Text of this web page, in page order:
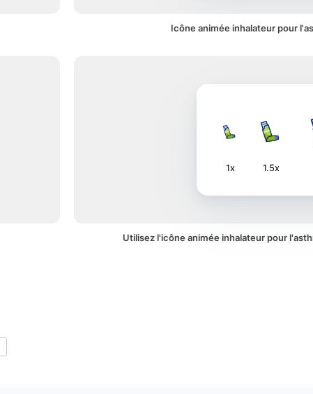
Icône animée inhalateur pour
1x 1.5x
Utilisez l'icône animée inhalateur pour